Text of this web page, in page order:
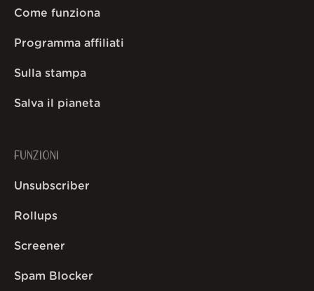
Come funziona
Programma affiliati
Sulla stampa
Salva il pianeta
FUNZIONI
Unsubscriber
Rollups
Screener
Spam Blocker